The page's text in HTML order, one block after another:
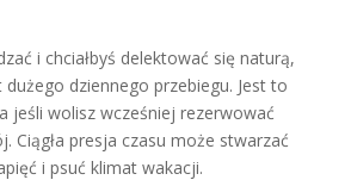
i chciałbyś delektować się naturą,
dziennego przebiegu. Jest to
jeśli wolisz wcześniej rezerwować
Ciągła presja czasu może stwarzać
i psuć klimat wakacji.